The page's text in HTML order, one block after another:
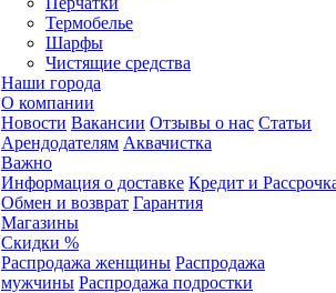
Термобелье
Шарфы
Чистящие средства
Наши города
О компании
Новости Вакансии Отзывы о нас Статьи
Арендодателям Аквачистка
Важно
Информация о доставке Кредит и
Обмен и возврат Гарантия
Магазины
Скидки %
Распродажа женщины Распродажа
мужчины Распродажа подростки